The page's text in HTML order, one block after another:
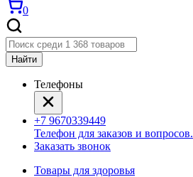
0
Найти
Телефоны
+7 9670339449
Телефон для заказов и вопросов.
Заказать звонок
Товары для здоровья